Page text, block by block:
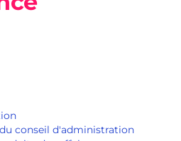
conseil d'administration